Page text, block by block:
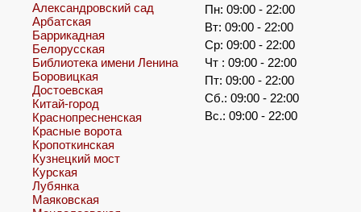
Александровский сад
Арбатская
Баррикадная
Белорусская
Библиотека имени Ленина
Боровицкая
Достоевская
Китай-город
Краснопресненская
Красные ворота
Кропоткинская
Кузнецкий мост
Курская
Лубянка
Маяковская
Пн: 09:00 - 22:00
Вт: 09:00 - 22:00
Ср: 09:00 - 22:00
Чт : 09:00 - 22:00
Пт: 09:00 - 22:00
Сб.: 09:00 - 22:00
Вс.: 09:00 - 22:00